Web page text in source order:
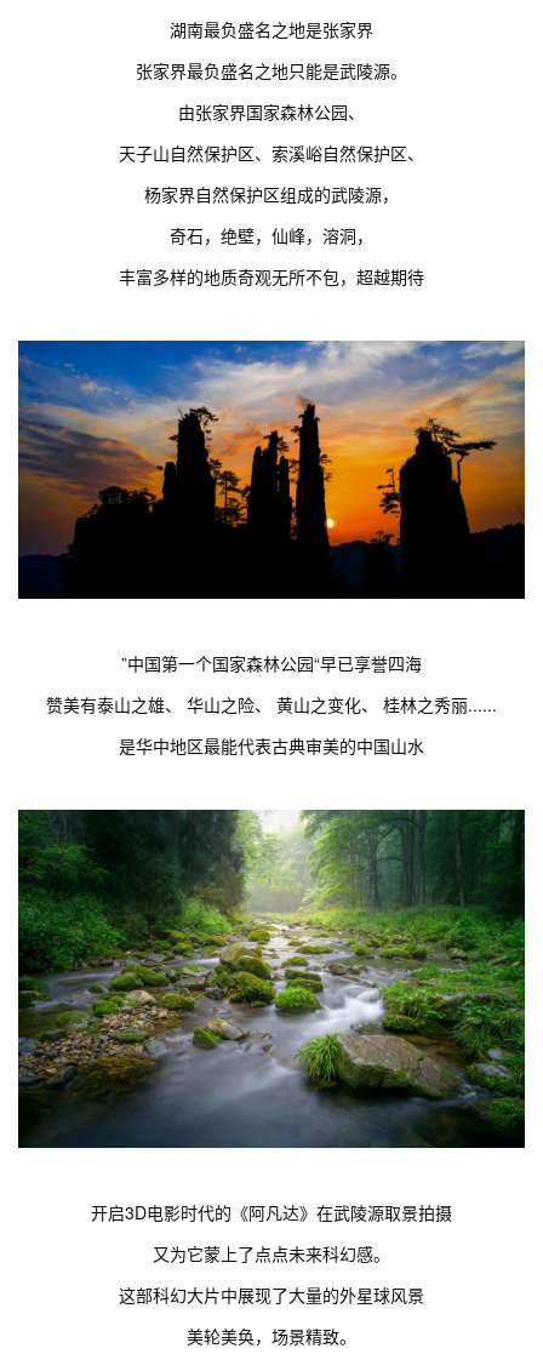
湖南最负盛名之地是张家界
张家界最负盛名之地只能是武陵源。
由张家界国家森林公园、
天子山自然保护区、索溪峪自然保护区、
杨家界自然保护区组成的武陵源，
奇石，绝壁，仙峰，溶洞，
丰富多样的地质奇观无所不包，超越期待
”中国第一个国家森林公园“早已享誉四海
赞美有泰山之雄、 华山之险、 黄山之变化、 桂林之秀丽......
是华中地区最能代表古典审美的中国山水
开启3D电影时代的《阿凡达》在武陵源取景拍摄
又为它蒙上了点点未来科幻感。
这部科幻大片中展现了大量的外星球风景
美轮美奂，场景精致。